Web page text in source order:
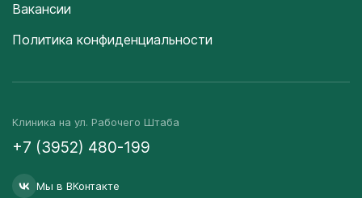
Вакансии
Политика конфиденциальности
Клиника на ул. Рабочего Штаба
+7 (3952) 480-199
Мы в ВКонтакте